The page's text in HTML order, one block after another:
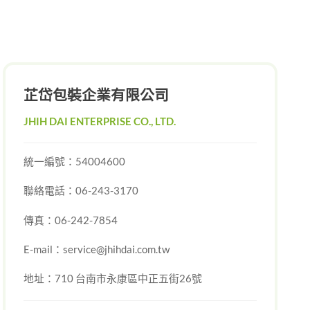
芷岱包裝企業有限公司
JHIH DAI ENTERPRISE CO., LTD.
統一編號：54004600
聯絡電話：06-243-3170
傳真：06-242-7854
E-mail：service@jhihdai.com.tw
地址：710 台南市永康區中正五街26號